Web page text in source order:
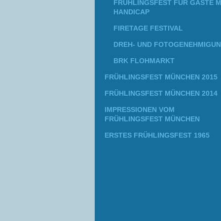
FRÜHLINGSFEST FÜR GÄSTE
HANDICAP
FIRETAGE FESTIVAL
DREH- UND
BRK FLOHMARKT
FRÜHLINGSFEST MÜNCHEN 2015
FRÜHLINGSFEST MÜNCHEN 2014
IMPRESSIONEN VOM
FRÜHLINGSFEST MÜNCHEN
ERSTES FRÜHLINGSFEST 1965